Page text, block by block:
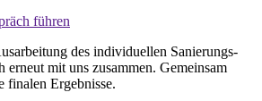
führen
des individuellen Sanierungs­
erneut mit uns zusammen. Gemeinsam
finalen Ergebnisse.